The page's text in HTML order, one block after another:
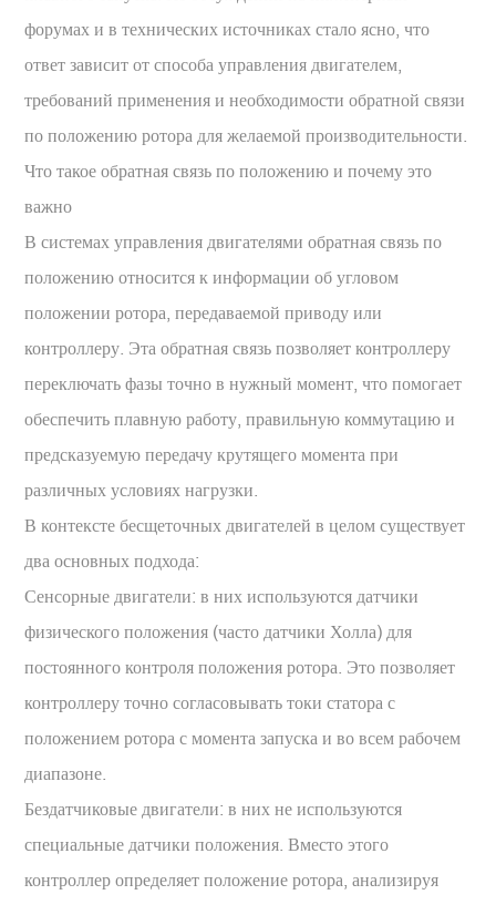
форумах и в технических источниках стало ясно, что
ответ зависит от способа управления двигателем,
требований применения и необходимости обратной связи
по положению ротора для желаемой производительности.
Что такое обратная связь по положению и почему это
важно
В системах управления двигателями обратная связь по
положению относится к информации об угловом
положении ротора, передаваемой приводу или
контроллеру. Эта обратная связь позволяет контроллеру
переключать фазы точно в нужный момент, что помогает
обеспечить плавную работу, правильную коммутацию и
предсказуемую передачу крутящего момента при
различных условиях нагрузки.
В контексте бесщеточных двигателей в целом существует
два основных подхода:
Сенсорные двигатели: в них используются датчики
физического положения (часто датчики Холла) для
постоянного контроля положения ротора. Это позволяет
контроллеру точно согласовывать токи статора с
положением ротора с момента запуска и во всем рабочем
диапазоне.
Бездатчиковые двигатели: в них не используются
специальные датчики положения. Вместо этого
контроллер определяет положение ротора, анализируя